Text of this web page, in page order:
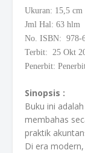
Ukuran: 15,5 cm
Jml Hal: 63 hlm
No. ISBN: 978-
Terbit: 25 Okt
Penerbit:
Sinopsis :
Buku ini
membahas
praktik
Di era